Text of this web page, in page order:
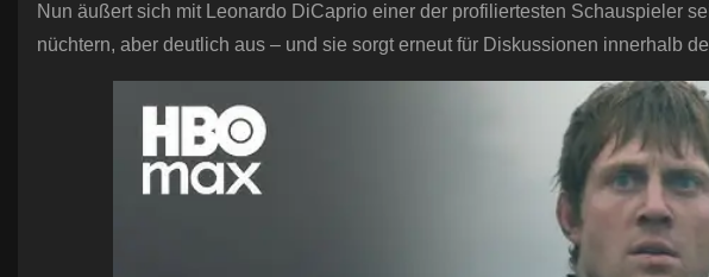
Nun äußert sich mit Leonardo DiCaprio einer der profiliertesten Schauspieler
nüchtern, aber deutlich aus – und sie sorgt erneut für Diskussionen innerhalb